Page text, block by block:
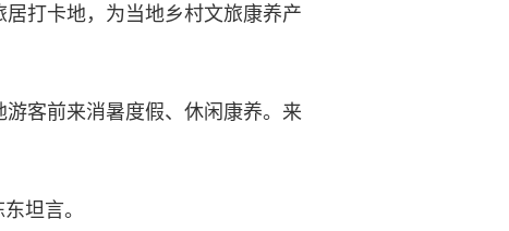
打卡地，为当地乡村文旅康养产
客前来消暑度假、休闲康养。来
坦言。